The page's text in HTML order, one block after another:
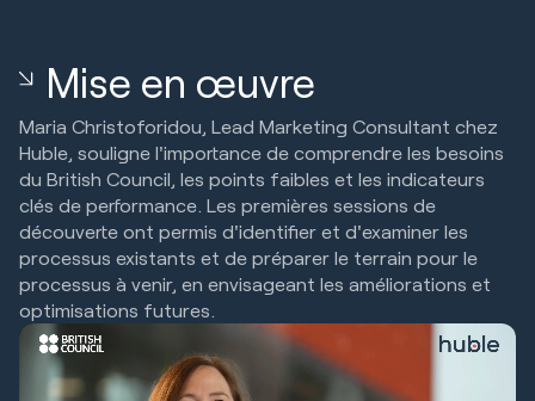
Mise en œuvre
Maria Christoforidou, Lead Marketing Consultant chez
Huble, souligne l'importance de comprendre les besoins
du British Council, les points faibles et les indicateurs
clés de performance. Les premières sessions de
découverte ont permis d'identifier et d'examiner les
processus existants et de préparer le terrain pour le
processus à venir, en envisageant les améliorations et
optimisations futures.